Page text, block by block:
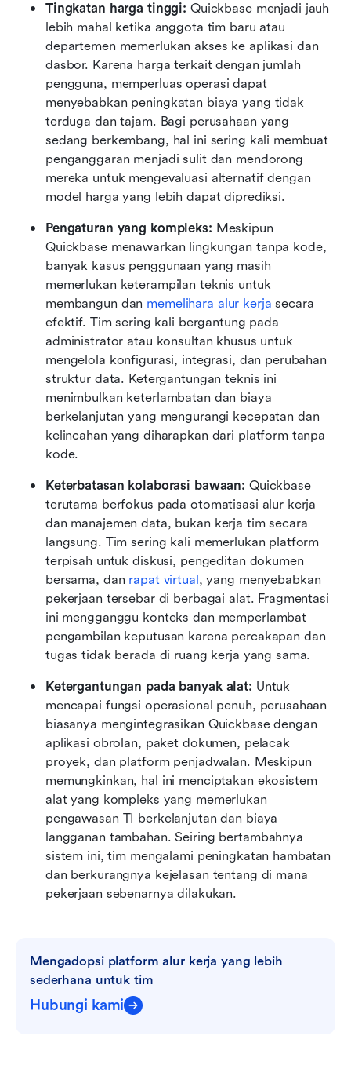
Tingkatan harga tinggi: Quickbase menjadi jauh
lebih mahal ketika anggota tim baru atau
departemen memerlukan akses ke aplikasi dan
dasbor. Karena harga terkait dengan jumlah
pengguna, memperluas operasi dapat
menyebabkan peningkatan biaya yang tidak
terduga dan tajam. Bagi perusahaan yang
sedang berkembang, hal ini sering kali membuat
penganggaran menjadi sulit dan mendorong
mereka untuk mengevaluasi alternatif dengan
model harga yang lebih dapat diprediksi.
Pengaturan yang kompleks: Meskipun
Quickbase menawarkan lingkungan tanpa kode,
banyak kasus penggunaan yang masih
memerlukan keterampilan teknis untuk
membangun dan memelihara alur kerja secara
efektif. Tim sering kali bergantung pada
administrator atau konsultan khusus untuk
mengelola konfigurasi, integrasi, dan perubahan
struktur data. Ketergantungan teknis ini
menimbulkan keterlambatan dan biaya
berkelanjutan yang mengurangi kecepatan dan
kelincahan yang diharapkan dari platform tanpa
kode.
Keterbatasan kolaborasi bawaan: Quickbase
terutama berfokus pada otomatisasi alur kerja
dan manajemen data, bukan kerja tim secara
langsung. Tim sering kali memerlukan platform
terpisah untuk diskusi, pengeditan dokumen
bersama, dan rapat virtual, yang menyebabkan
pekerjaan tersebar di berbagai alat. Fragmentasi
ini mengganggu konteks dan memperlambat
pengambilan keputusan karena percakapan dan
tugas tidak berada di ruang kerja yang sama.
Ketergantungan pada banyak alat: Untuk
mencapai fungsi operasional penuh, perusahaan
biasanya mengintegrasikan Quickbase dengan
aplikasi obrolan, paket dokumen, pelacak
proyek, dan platform penjadwalan. Meskipun
memungkinkan, hal ini menciptakan ekosistem
alat yang kompleks yang memerlukan
pengawasan TI berkelanjutan dan biaya
langganan tambahan. Seiring bertambahnya
sistem ini, tim mengalami peningkatan hambatan
dan berkurangnya kejelasan tentang di mana
pekerjaan sebenarnya dilakukan.
Mengadopsi platform alur kerja yang lebih
sederhana untuk tim
Hubungi kami